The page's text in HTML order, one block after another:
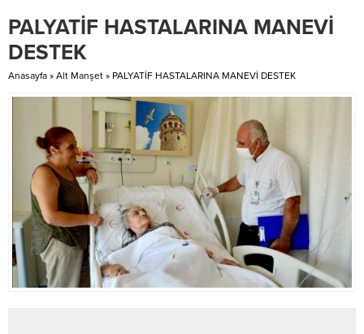
ayrılmıştır. Kulübümüze uzun
bulunan Sayın Erdal Güneş...
Mensupları, Bilginin her gün
günümüz dünyasında,...
PALYATİF HASTALARINA MANEVİ
DESTEK
Anasayfa » Alt Manşet » PALYATİF HASTALARINA MANEVİ DESTEK